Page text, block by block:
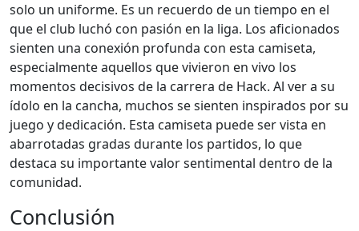
solo un uniforme. Es un recuerdo de un tiempo en el
que el club luchó con pasión en la liga. Los aficionados
sienten una conexión profunda con esta camiseta,
especialmente aquellos que vivieron en vivo los
momentos decisivos de la carrera de Hack. Al ver a su
ídolo en la cancha, muchos se sienten inspirados por su
juego y dedicación. Esta camiseta puede ser vista en
abarrotadas gradas durante los partidos, lo que
destaca su importante valor sentimental dentro de la
comunidad.
Conclusión